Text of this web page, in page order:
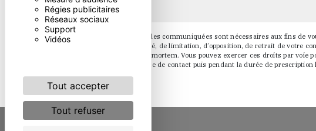
Régies publicitaires
Réseaux sociaux
Support
Vidéos
Tout accepter
Tout refuser
** Les données personnelles communiquées sont nécessaires aux fins de
d’effacement, de portabilité, de limitation, d’opposition, de retrait de votre
sort de vos données post-mortem. Vous pouvez exercer ces droits par
pendant la période de prise de contact puis pendant la durée de